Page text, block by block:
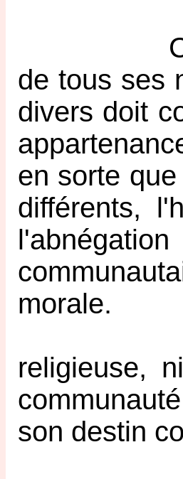
Cet
de tous ses
divers doit
en sorte
différents,
morale.
Et
religieuse,
son destin